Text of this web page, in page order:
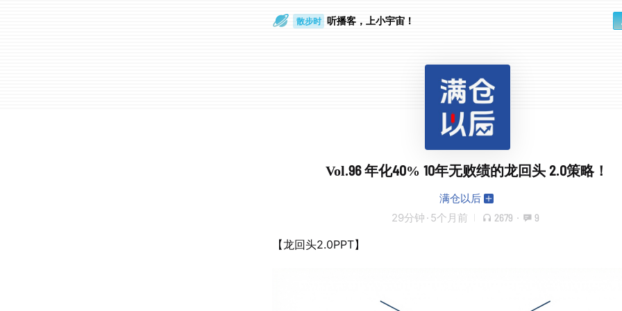
散步时 听播客，上小宇宙！
Vol.96 年化40% 10年无败绩的龙回头 2.0策略！
满仓以后
29分钟 · 5个月前 2679 · 9
【龙回头2.0PPT】